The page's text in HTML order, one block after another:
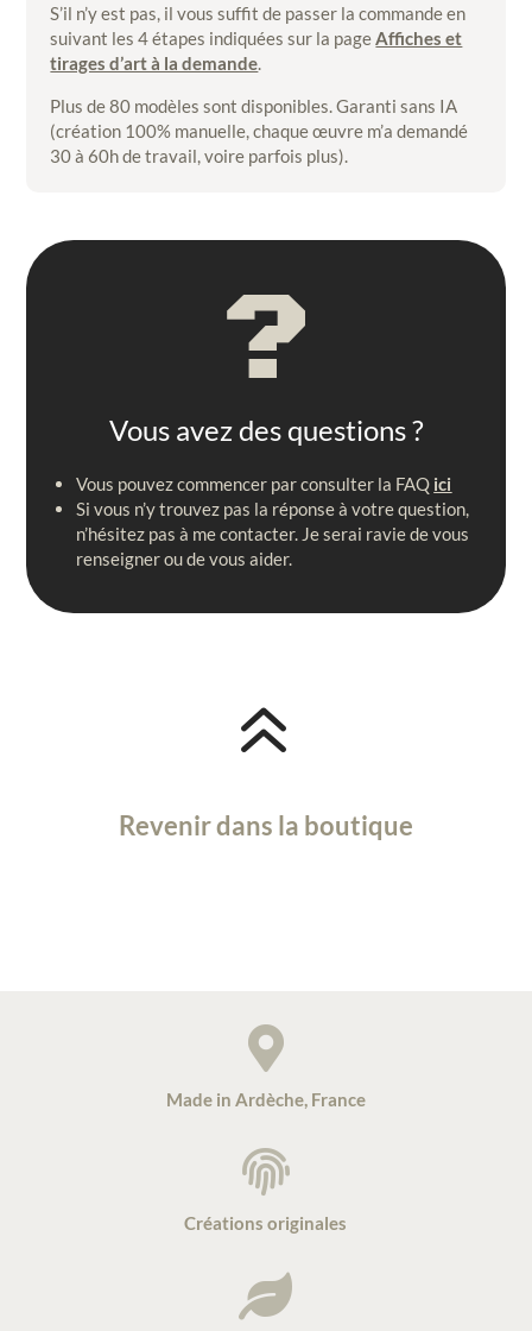
S’il n’y est pas, il vous suffit de passer la commande en
suivant les 4 étapes indiquées sur la pageAffiches et
tirages d’art à la demande.
Plus de 80 modèles sont disponibles. Garanti sans IA
(création 100% manuelle, chaque œuvre m’a demandé
30 à 60h de travail, voire parfois plus).
?
Vous avez des questions ?
Vous pouvez commencer par consulter la FAQ ici
Si vous n’y trouvez pas la réponse à votre question,
n’hésitez pas à me contacter. Je serai ravie de vous
renseigner ou de vous aider.
6
Revenir dans la boutique

Made in Ardèche, France

Créations originales
